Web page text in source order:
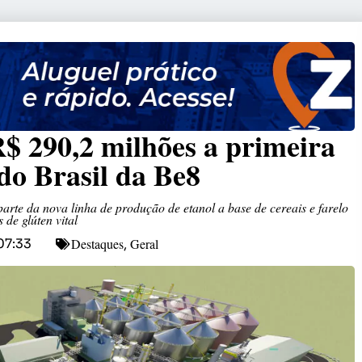
290,2 milhões a primeira
Brasil da Be8
da nova linha de produção de etanol a base de cereais e farelo
de glúten vital
Destaques, Geral